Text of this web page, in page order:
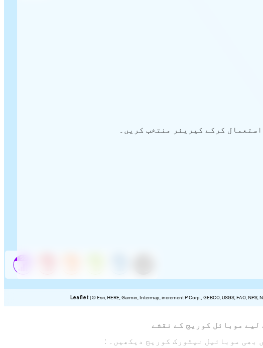
Leaflet |© Esri, HERE, Garmin, Intermap, increment P Corp., GEBCO, USGS, FAO,
کرکے کیریئر منتخب کریں۔
لیے موبائل کوریج کے نقشے